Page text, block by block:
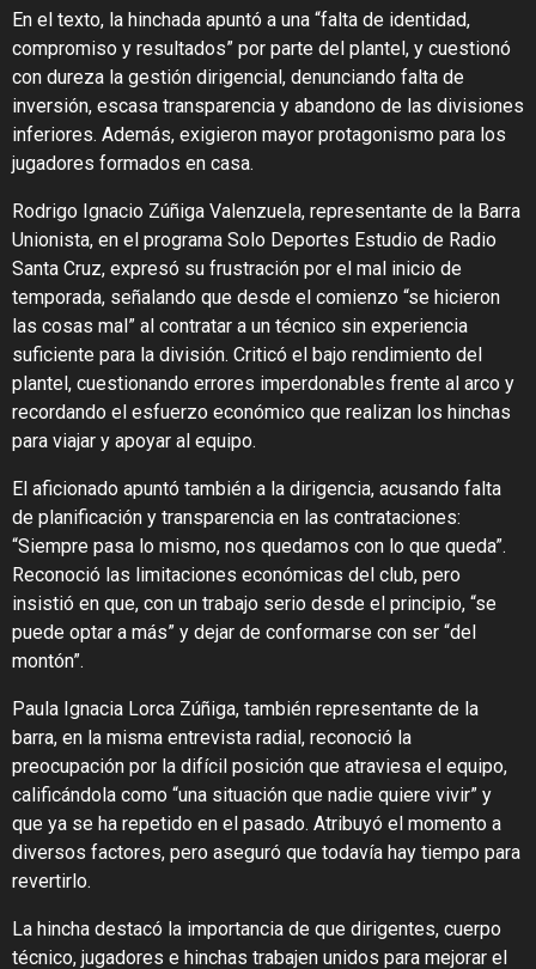
En el texto, la hinchada apuntó a una “falta de identidad,
compromiso y resultados” por parte del plantel, y cuestionó
con dureza la gestión dirigencial, denunciando falta de
inversión, escasa transparencia y abandono de las divisiones
inferiores. Además, exigieron mayor protagonismo para los
jugadores formados en casa.
Rodrigo Ignacio Zúñiga Valenzuela, representante de la Barra
Unionista, en el programa Solo Deportes Estudio de Radio
Santa Cruz, expresó su frustración por el mal inicio de
temporada, señalando que desde el comienzo “se hicieron
las cosas mal” al contratar a un técnico sin experiencia
suficiente para la división. Criticó el bajo rendimiento del
plantel, cuestionando errores imperdonables frente al arco y
recordando el esfuerzo económico que realizan los hinchas
para viajar y apoyar al equipo.
El aficionado apuntó también a la dirigencia, acusando falta
de planificación y transparencia en las contrataciones:
“Siempre pasa lo mismo, nos quedamos con lo que queda”.
Reconoció las limitaciones económicas del club, pero
insistió en que, con un trabajo serio desde el principio, “se
puede optar a más” y dejar de conformarse con ser “del
montón”.
Paula Ignacia Lorca Zúñiga, también representante de la
barra, en la misma entrevista radial, reconoció la
preocupación por la difícil posición que atraviesa el equipo,
calificándola como “una situación que nadie quiere vivir” y
que ya se ha repetido en el pasado. Atribuyó el momento a
diversos factores, pero aseguró que todavía hay tiempo para
revertirlo.
La hincha destacó la importancia de que dirigentes, cuerpo
técnico, jugadores e hinchas trabajen unidos para mejorar el